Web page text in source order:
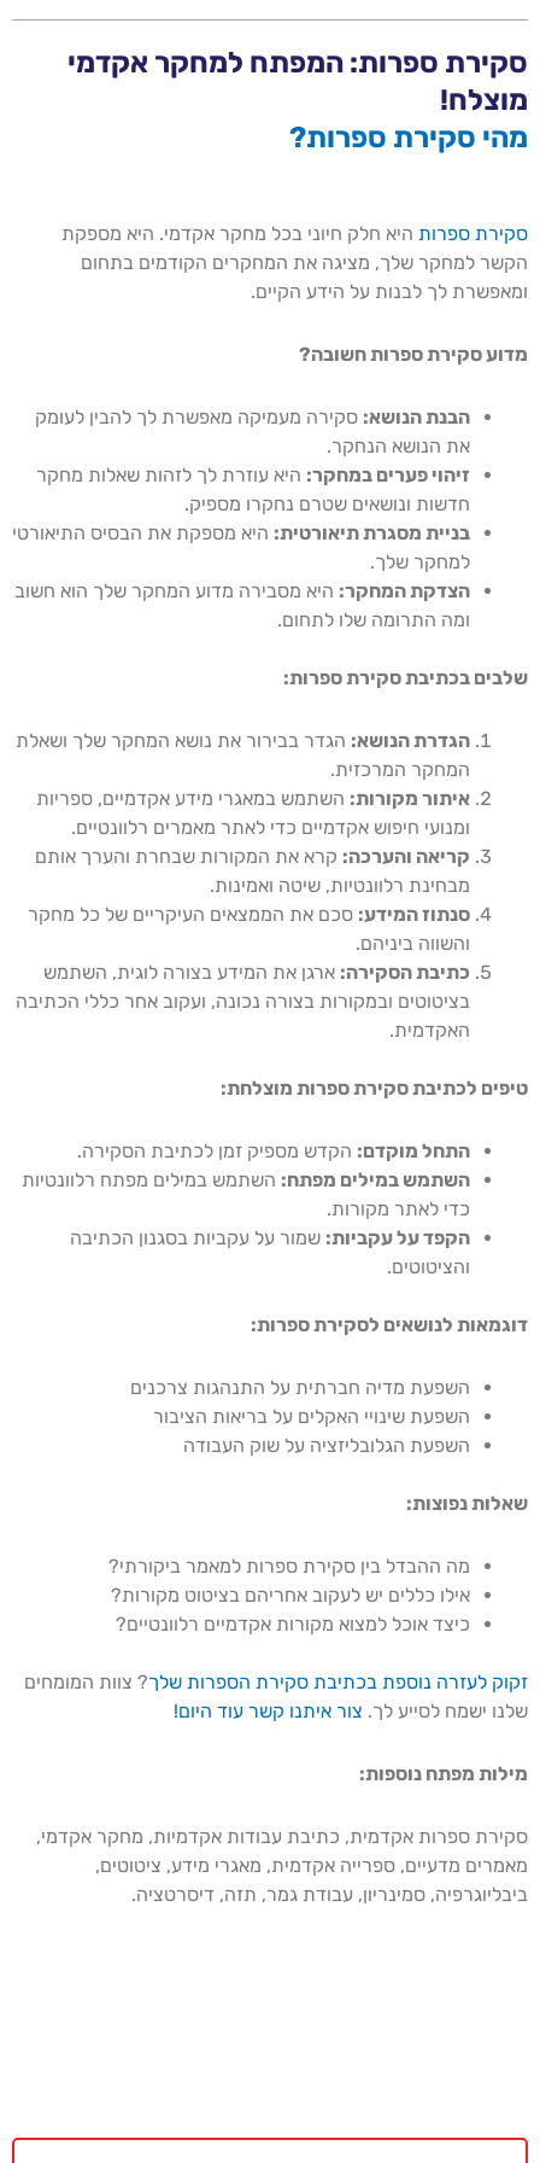
סקירת ספרות: המפתח למחקר אקדמי
מוצלח!
מהי סקירת ספרות?
סקירת ספרות היא חלק חיוני בכל מחקר אקדמי. היא מספקת
הקשר למחקר שלך, מציגה את המחקרים הקודמים בתחום
ומאפשרת לך לבנות על הידע הקיים.
מדוע סקירת ספרות חשובה?
הבנת הנושא: סקירה מעמיקה מאפשרת לך להבין לעומק
את הנושא הנחקר.
זיהוי פערים במחקר: היא עוזרת לך לזהות שאלות מחקר
חדשות ונושאים שטרם נחקרו מספיק.
בניית מסגרת תיאורטית: היא מספקת את הבסיס התיאורטי
למחקר שלך.
הצדקת המחקר: היא מסבירה מדוע המחקר שלך הוא חשוב
ומה התרומה שלו לתחום.
שלבים בכתיבת סקירת ספרות:
הגדרת הנושא: הגדר בבירור את נושא המחקר שלך ושאלת
המחקר המרכזית.
איתור מקורות: השתמש במאגרי מידע אקדמיים, ספריות
ומנועי חיפוש אקדמיים כדי לאתר מאמרים רלוונטיים.
קריאה והערכה: קרא את המקורות שבחרת והערך אותם
מבחינת רלוונטיות, שיטה ואמינות.
סנתוז המידע: סכם את הממצאים העיקריים של כל מחקר
והשווה ביניהם.
כתיבת הסקירה: ארגן את המידע בצורה לוגית, השתמש
בציטוטים ובמקורות בצורה נכונה, ועקוב אחר כללי הכתיבה
האקדמית.
טיפים לכתיבת סקירת ספרות מוצלחת:
התחל מוקדם: הקדש מספיק זמן לכתיבת הסקירה.
השתמש במילים מפתח: השתמש במילים מפתח רלוונטיות
כדי לאתר מקורות.
הקפד על עקביות: שמור על עקביות בסגנון הכתיבה
והציטוטים.
דוגמאות לנושאים לסקירת ספרות:
השפעת מדיה חברתית על התנהגות צרכנים
השפעת שינויי האקלים על בריאות הציבור
השפעת הגלובליזציה על שוק העבודה
שאלות נפוצות:
מה ההבדל בין סקירת ספרות למאמר ביקורתי?
אילו כללים יש לעקוב אחריהם בציטוט מקורות?
כיצד אוכל למצוא מקורות אקדמיים רלוונטיים?
זקוק לעזרה נוספת בכתיבת סקירת הספרות שלך? צוות המומחים
שלנו ישמח לסייע לך. צור איתנו קשר עוד היום!
מילות מפתח נוספות:
סקירת ספרות אקדמית, כתיבת עבודות אקדמיות, מחקר אקדמי,
מאמרים מדעיים, ספרייה אקדמית, מאגרי מידע, ציטוטים,
ביבליוגרפיה, סמינריון, עבודת גמר, תזה, דיסרטציה.